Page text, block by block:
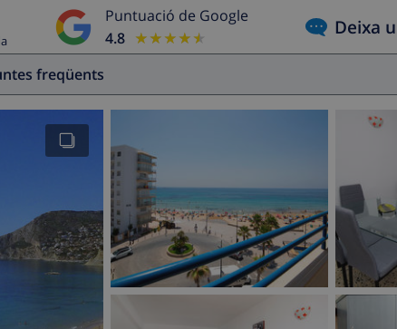
Puntuació de Google
4.8
★★★★★
★★★★★ Deixa
freqüents